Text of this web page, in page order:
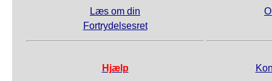
Læs om din
Fortrydelsesret
Hjælp